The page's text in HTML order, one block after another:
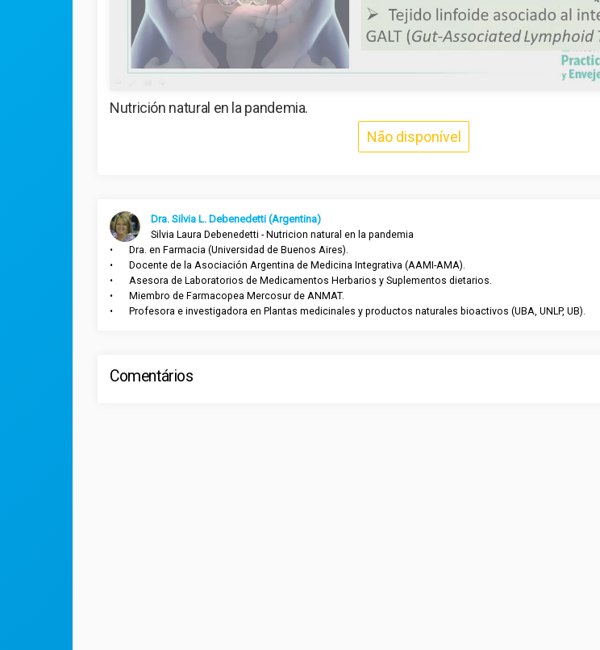
Nutrición natural en la pandemia.
Não disponível
Dra. Silvia L. Debenedetti (Argentina)
Silvia Laura Debenedetti - Nutricion natural en la pandemia
•	Dra. en Farmacia (Universidad de Buenos Aires).
•	Docente de la Asociación Argentina de Medicina Integrativa (AAMI-AMA).
•	Asesora de Laboratorios de Medicamentos Herbarios y Suplementos dietarios.
•	Miembro de Farmacopea Mercosur de ANMAT.
Comentários